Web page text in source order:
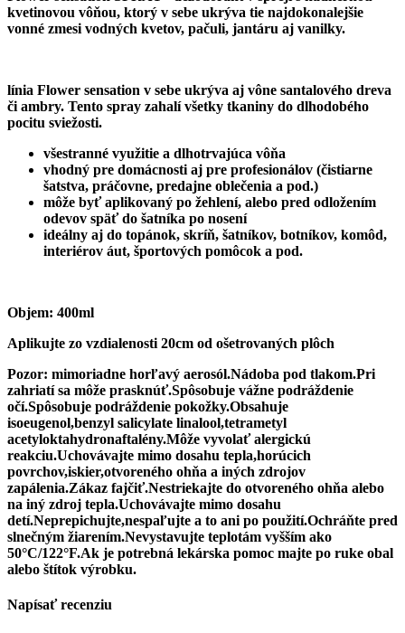
kvetinovou vôňou, ktorý v sebe ukrýva tie najdokonalejšie
vonné zmesi vodných kvetov, pačuli, jantáru aj vanilky.
línia Flower sensation v sebe ukrýva aj vône santalového dreva
či ambry. Tento spray zahalí všetky tkaniny do dlhodobého
pocitu sviežosti.
všestranné využitie a dlhotrvajúca vôňa
vhodný pre domácnosti aj pre profesionálov (čistiarne
šatstva, práčovne, predajne oblečenia a pod.)
môže byť aplikovaný po žehlení, alebo pred odložením
odevov späť do šatníka po nosení
ideálny aj do topánok, skríň, šatníkov, botníkov, komôd,
interiérov áut, športových pomôcok a pod.
Objem: 400ml
Aplikujte zo vzdialenosti 20cm od ošetrovaných plôch
Pozor: mimoriadne horľavý aerosól.Nádoba pod tlakom.Pri
zahriatí sa môže prasknúť.Spôsobuje vážne podráždenie
očí.Spôsobuje podráždenie pokožky.Obsahuje
isoeugenol,benzyl salicylate linalool,tetrametyl
acetyloktahydronaftalény.Môže vyvolať alergickú
reakciu.Uchovávajte mimo dosahu tepla,horúcich
povrchov,iskier,otvoreného ohňa a iných zdrojov
zapálenia.Zákaz fajčiť.Nestriekajte do otvoreného ohňa alebo
na iný zdroj tepla.Uchovávajte mimo dosahu
detí.Neprepichujte,nespaľujte a to ani po použití.Ochráňte pred
slnečným žiarením.Nevystavujte teplotám vyšším ako
50°C/122°F.Ak je potrebná lekárska pomoc majte po ruke obal
alebo štítok výrobku.
Napísať recenziu